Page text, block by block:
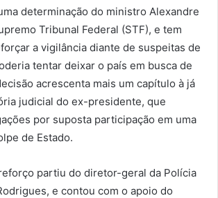
determinação do ministro Alexandre
Tribunal Federal (STF), e tem
a vigilância diante de suspeitas de
tentar deixar o país em busca de
acrescenta mais um capítulo à já
judicial do ex-presidente, que
por suposta participação em uma
de Estado.
partiu do diretor-geral da Polícia
e contou com o apoio do